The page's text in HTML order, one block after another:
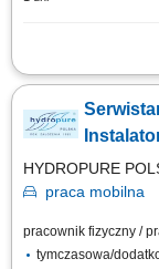
Zakres obowiązków:
HYDROPURE
praca mobilna
pracownik fizyczny /
tymczasowa/